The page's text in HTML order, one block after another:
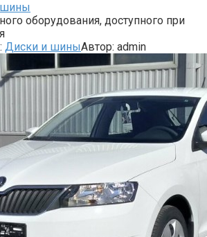
оборудования, доступного при
Диски и шиныАвтор: admin